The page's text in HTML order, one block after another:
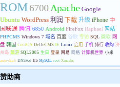
ROM6700 Apache Google
Ubuntu WordPress 利润 下载 升级 iPhone 中
国联通 腾讯 6850 Android FireFox Raphael 网站
PHPCMS Windows 7 域名 百度 谷歌 专访 SQL 微软 网
盘 韩国 CentOS DeDeCMS IE Linux 启用 手机 排行 收购 济
州岛 旅游 SQL2005 生日 登录 网易 网络 计算机世界 小米
auto-draft DNSPod IIS MySQL root Xmarks
赞助商